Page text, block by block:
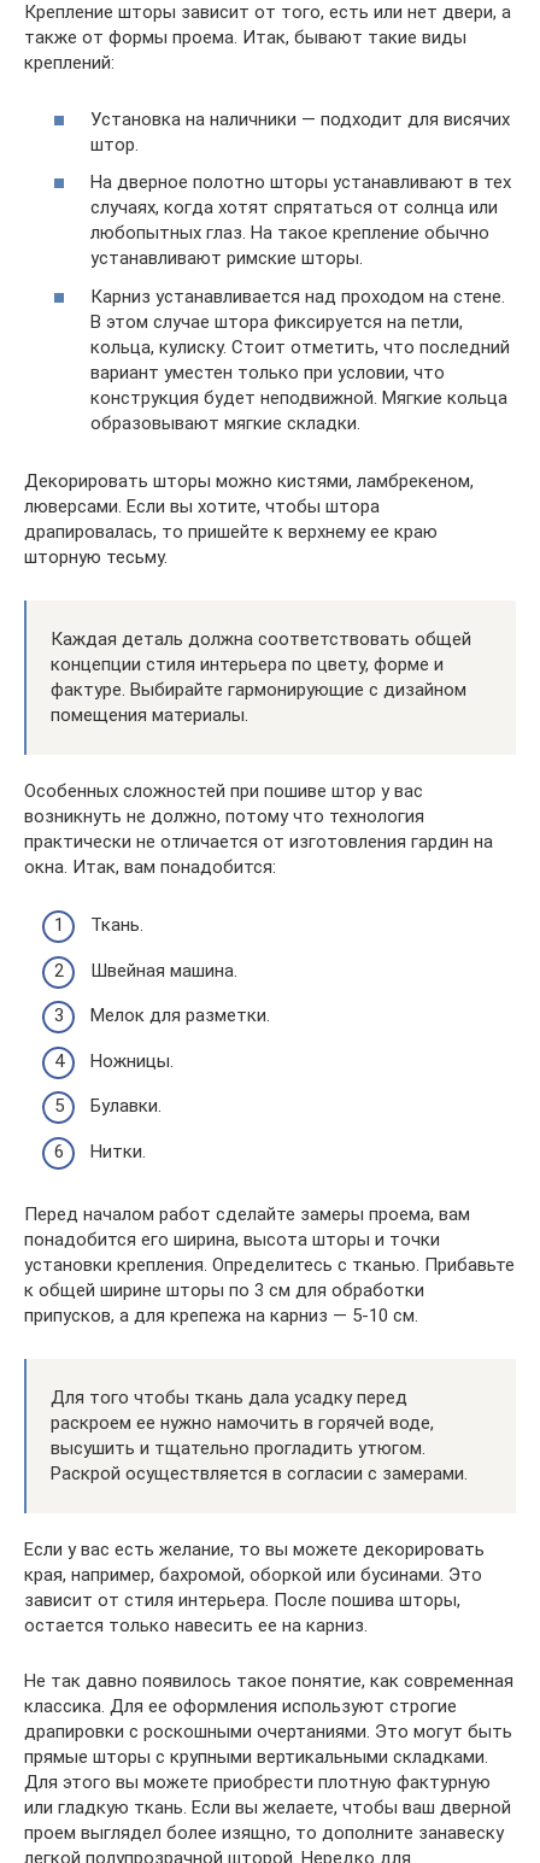
Крепление шторы зависит от того, есть или нет двери, а
также от формы проема. Итак, бывают такие виды
креплений:
Установка на наличники — подходит для висячих
штор.
На дверное полотно шторы устанавливают в тех
случаях, когда хотят спрятаться от солнца или
любопытных глаз. На такое крепление обычно
устанавливают римские шторы.
Карниз устанавливается над проходом на стене.
В этом случае штора фиксируется на петли,
кольца, кулиску. Стоит отметить, что последний
вариант уместен только при условии, что
конструкция будет неподвижной. Мягкие кольца
образовывают мягкие складки.
Декорировать шторы можно кистями, ламбрекеном,
люверсами. Если вы хотите, чтобы штора
драпировалась, то пришейте к верхнему ее краю
шторную тесьму.
Каждая деталь должна соответствовать общей
концепции стиля интерьера по цвету, форме и
фактуре. Выбирайте гармонирующие с дизайном
помещения материалы.
Особенных сложностей при пошиве штор у вас
возникнуть не должно, потому что технология
практически не отличается от изготовления гардин на
окна. Итак, вам понадобится:
Ткань.
Швейная машина.
Мелок для разметки.
Ножницы.
Булавки.
Нитки.
Перед началом работ сделайте замеры проема, вам
понадобится его ширина, высота шторы и точки
установки крепления. Определитесь с тканью. Прибавьте
к общей ширине шторы по 3 см для обработки
припусков, а для крепежа на карниз — 5-10 см.
Для того чтобы ткань дала усадку перед
раскроем ее нужно намочить в горячей воде,
высушить и тщательно прогладить утюгом.
Раскрой осуществляется в согласии с замерами.
Если у вас есть желание, то вы можете декорировать
края, например, бахромой, оборкой или бусинами. Это
зависит от стиля интерьера. После пошива шторы,
остается только навесить ее на карниз.
Не так давно появилось такое понятие, как современная
классика. Для ее оформления используют строгие
драпировки с роскошными очертаниями. Это могут быть
прямые шторы с крупными вертикальными складками.
Для этого вы можете приобрести плотную фактурную
или гладкую ткань. Если вы желаете, чтобы ваш дверной
проем выглядел более изящно, то дополните занавеску
легкой полупрозрачной шторой. Нередко для